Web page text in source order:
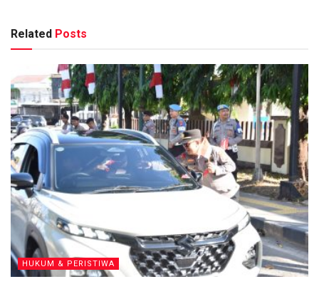
Berita
Kapolres: Pembagian 500 Bendera Merah Putih ke
Pengguna Jalan Bentuk Ajakan Menumbuhkan
Semangat Nasionalisme
Satlantas Polresta Palangka Raya Rutin Tebar
Kepedulian Lewat Program 1 Hari 1 Kebaikan
Televisi Lokal se-Indonesia Sepakat Pilih Direktur
Bandung TV Alit Suwirya Nahkodai ATVLI Periode
2026–2030
Tragedi di Jalan Tjilik Riwut Kotim, Ibu dan Anak
Meregang Nyawa Tertimpa Truk
Related Posts
HUKUM & PERISTIWA